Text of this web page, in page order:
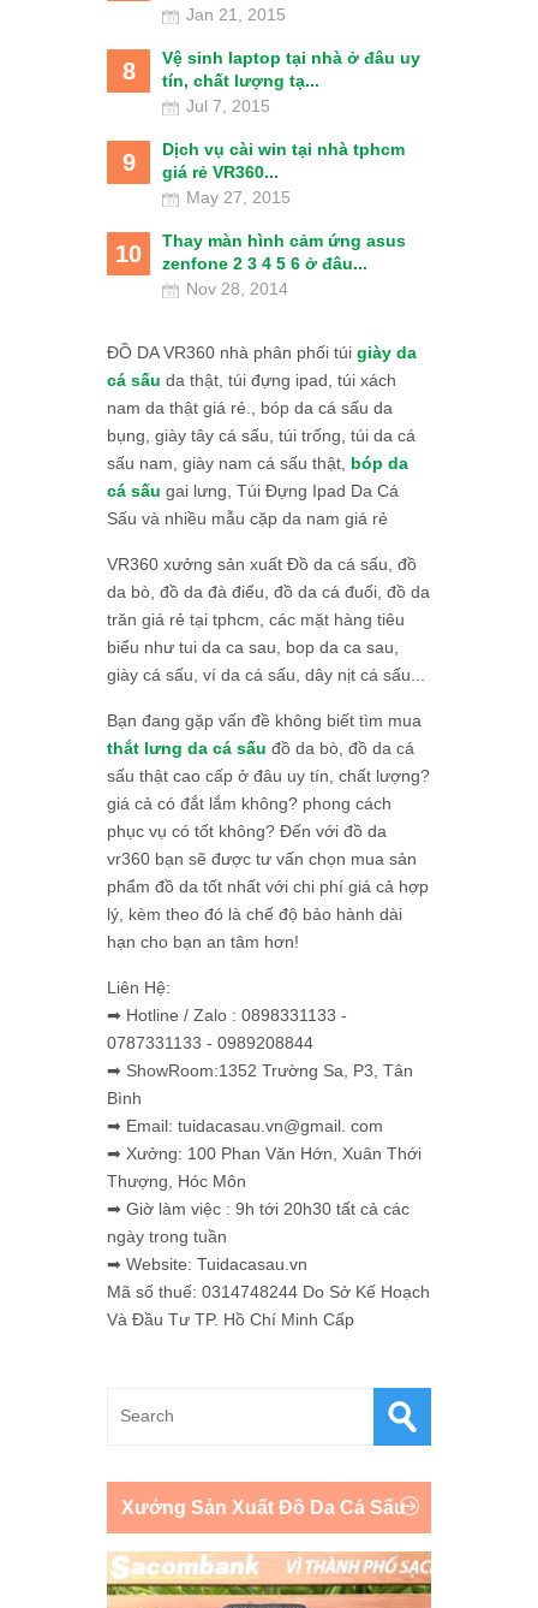
Jan 21, 2015
8
Vệ sinh laptop tại nhà ở đâu uy
tín, chất lượng tạ...
Jul 7, 2015
9
Dịch vụ cài win tại nhà tphcm
giá rẻ VR360...
May 27, 2015
10
Thay màn hình cảm ứng asus
zenfone 2 3 4 5 6 ở đâu...
Nov 28, 2014
ĐỒ DA VR360 nhà phân phối túi giày da
cá sấu da thật, túi đựng ipad, túi xách
nam da thật giá rẻ., bóp da cá sấu da
bụng, giày tây cá sấu, túi trống, túi da cá
sấu nam, giày nam cá sấu thật, bóp da
cá sấu gai lưng, Túi Đựng Ipad Da Cá
Sấu và nhiều mẫu cặp da nam giá rẻ
VR360 xưởng sản xuất Đồ da cá sấu, đồ
da bò, đồ da đà điểu, đồ da cá đuối, đồ da
trăn giá rẻ tại tphcm, các mặt hàng tiêu
biểu như tui da ca sau, bop da ca sau,
giày cá sấu, ví da cá sấu, dây nịt cá sấu...
Bạn đang gặp vấn đề không biết tìm mua
thắt lưng da cá sấu đồ da bò, đồ da cá
sấu thật cao cấp ở đâu uy tín, chất lượng?
giá cả có đắt lắm không? phong cách
phục vụ có tốt không? Đến với đồ da
vr360 bạn sẽ được tư vấn chọn mua sản
phẩm đồ da tốt nhất với chi phí giá cả hợp
lý, kèm theo đó là chế độ bảo hành dài
hạn cho bạn an tâm hơn!
Liên Hệ:
➡ Hotline / Zalo : 0898331133 -
0787331133 - 0989208844
➡ ShowRoom:1352 Trường Sa, P3, Tân
Bình
➡ Email: tuidacasau.vn@gmail. com
➡ Xưởng: 100 Phan Văn Hớn, Xuân Thới
Thượng, Hóc Môn
➡ Giờ làm việc : 9h tới 20h30 tất cả các
ngày trong tuần
➡ Website: Tuidacasau.vn
Mã số thuế: 0314748244 Do Sở Kế Hoạch
Và Đầu Tư TP. Hồ Chí Minh Cấp
Xưởng Sản Xuất Đồ Da Cá Sấu